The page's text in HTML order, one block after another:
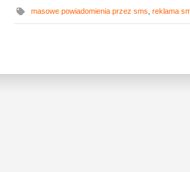
masowe powiadomienia przez sms reklama